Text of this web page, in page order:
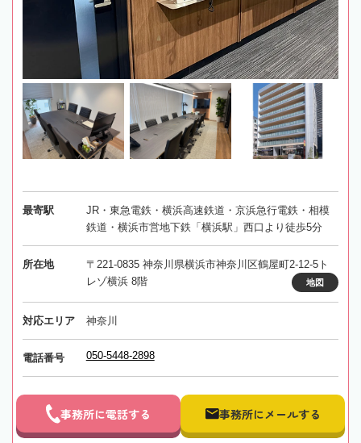
最寄駅
JR・東急電鉄・横浜高速鉄道・京浜急行電鉄・相模
鉄道・横浜市営地下鉄「横浜駅」西口より徒歩5分
所在地
〒221-0835 神奈川県横浜市神奈川区鶴屋町2-12-5ト
レゾ横浜 8階
地図
対応エリア 神奈川
電話番号 050-5448-2898
事務所に電話する 事務所にメールする